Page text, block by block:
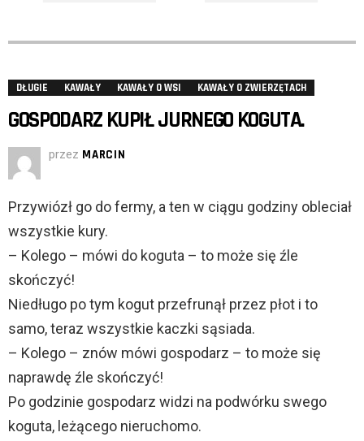
DŁUGIE KAWAŁY KAWAŁY O WSI KAWAŁY O ZWIERZĘTACH
GOSPODARZ KUPIŁ JURNEGO KOGUTA.
przez MARCIN
Przywiózł go do fermy, a ten w ciągu godziny obleciał
wszystkie kury.
– Kolego – mówi do koguta – to może się źle
skończyć!
Niedługo po tym kogut przefrunął przez płot i to
samo, teraz wszystkie kaczki sąsiada.
– Kolego – znów mówi gospodarz – to może się
naprawdę źle skończyć!
Po godzinie gospodarz widzi na podwórku swego
koguta, leżącego nieruchomo.